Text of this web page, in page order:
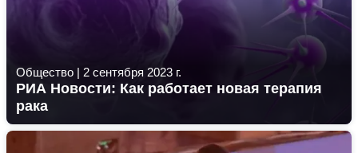
Общество | 2 сентября 2023 г.
РИА Новости: Как работает новая терапия
рака